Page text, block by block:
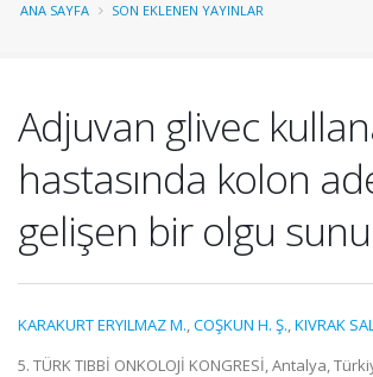
ANA SAYFA SON EKLENEN YAYINLAR
Adjuvan glivec
hastasında kolon
gelişen bir olgu
KARAKURT ERYILMAZ M.,COŞKUN H. Ş.,KIVRAK
5. TÜRK TIBBİ ONKOLOJİ KONGRESİ, Antalya,